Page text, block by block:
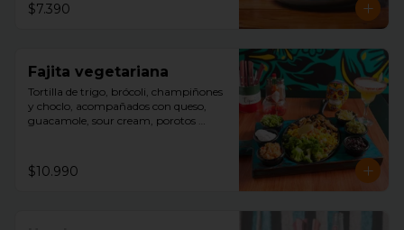
$7.390
Fajita vegetariana
Tortilla de trigo, brócoli, champiñones
y choclo, acompañados con queso,
guacamole, sour cream, porotos
$10.990